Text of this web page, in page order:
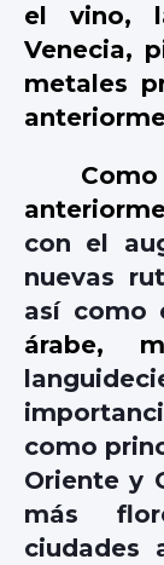
el vino,
Venecia,
metales
con el
nuevas
así como
árabe,
como
Oriente y
más
ciudades